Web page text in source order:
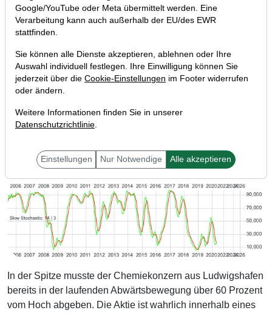
In der Spitze musste der Chemiekonzern aus Ludwigshafen
bereits in der laufenden Abwärtsbewegung über 60 Prozent
vom Hoch abgeben. Die Aktie ist wahrlich innerhalb eines
Google/YouTube oder Meta übermittelt werden. Eine
Verarbeitung kann auch außerhalb der EU/des EWR
stattfinden.
Sie können alle Dienste akzeptieren, ablehnen oder Ihre
Auswahl individuell festlegen. Ihre Einwilligung können Sie
jederzeit über die Cookie-Einstellungen im Footer widerrufen
oder ändern.
Weitere Informationen finden Sie in unserer
Datenschutzrichtlinie.
Einstellungen Nur Notwendige Alle akzeptieren